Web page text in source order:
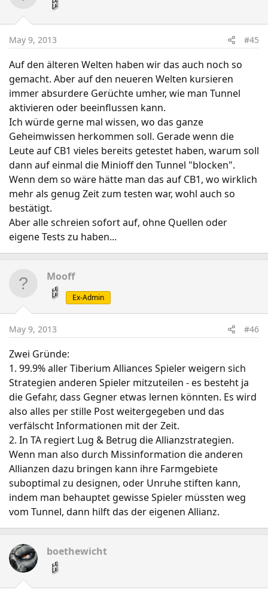
May 9, 2013 #45
Auf den älteren Welten haben wir das auch noch so
gemacht. Aber auf den neueren Welten kursieren
immer absurdere Gerüchte umher, wie man Tunnel
aktivieren oder beeinflussen kann.
Ich würde gerne mal wissen, wo das ganze
Geheimwissen herkommen soll. Gerade wenn die
Leute auf CB1 vieles bereits getestet haben, warum soll
dann auf einmal die Minioff den Tunnel "blocken".
Wenn dem so wäre hätte man das auf CB1, wo wirklich
mehr als genug Zeit zum testen war, wohl auch so
bestätigt.
Aber alle schreien sofort auf, ohne Quellen oder
eigene Tests zu haben...
Mooff
Ex-Admin
May 9, 2013 #46
Zwei Gründe:
1. 99.9% aller Tiberium Alliances Spieler weigern sich
Strategien anderen Spieler mitzuteilen - es besteht ja
die Gefahr, dass Gegner etwas lernen könnten. Es wird
also alles per stille Post weitergegeben und das
verfälscht Informationen mit der Zeit.
2. In TA regiert Lug & Betrug die Allianzstrategien.
Wenn man also durch Missinformation die anderen
Allianzen dazu bringen kann ihre Farmgebiete
suboptimal zu designen, oder Unruhe stiften kann,
indem man behauptet gewisse Spieler müssten weg
vom Tunnel, dann hilft das der eigenen Allianz.
boethewicht